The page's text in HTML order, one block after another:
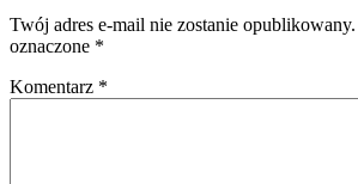
Twój adres e-mail nie zostanie opublikowany.
oznaczone *
Komentarz *